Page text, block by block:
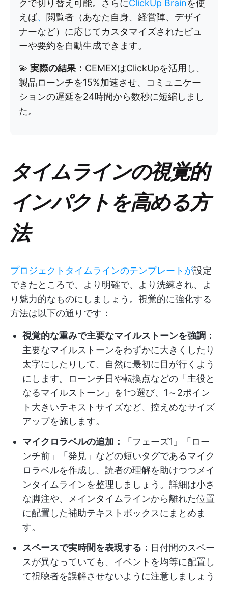
クで切り替え可能。さらにClickUp Brainを使
えば、 閲覧者（あなた自身、経営陣、デザイ
ナーなど）に応じてカスタマイズされたビュ
ーや要約を自動生成できます。
💫 実際の結果： CEMEXはClickUpを活用し、
製品ローンチを15%加速させ、コミュニケー
ションの遅延を24時間から数秒に短縮しまし
た。
タイムラインの視覚的
インパクトを高める方
法
プロジェクトタイムラインのテンプレートが設定
できたところで、より明確で、より洗練され、よ
り魅力的なものにしましょう。視覚的に強化する
方法は以下の通りです：
視覚的な重みで主要なマイルストーンを強調：
主要なマイルストーンをわずかに大きくしたり
太字にしたりして、自然に最初に目が行くよう
にします。ローンチ日や転換点などの「主役と
なるマイルストーン」を1つ選び、1～2ポイン
ト大きいテキストサイズなど、控えめなサイズ
アップを施します。
マイクロラベルの追加：
「フェーズ1」「ロー
ンチ前」「発見」などの短いタグであるマイク
ロラベルを作成し、読者の理解を助けつつメイ
ンタイムラインを整理しましょう。詳細は小さ
な脚注や、メインタイムラインから離れた位置
に配置した補助テキストボックスにまとめま
す。
スペースで実時間を表現する： 日付間のスペー
スが異なっていても、イベントを均等に配置し
て視聴者を誤解させないように注意しましょう